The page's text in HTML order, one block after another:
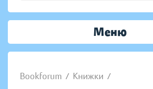
Меню
Bookforum / Книжки /